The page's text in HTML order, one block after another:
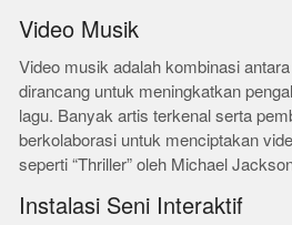
Video Musik
Video musik adalah kombinasi
dirancang untuk meningkatkan
lagu. Banyak artis terkenal serta
berkolaborasi untuk menciptakan
seperti “Thriller” oleh Michael
Instalasi Seni Interaktif